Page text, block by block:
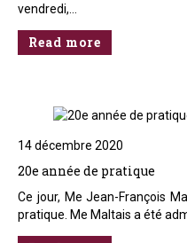
vendredi,…
Read more
14 décembre 2020
20e année de pratique
Ce jour, Me Jean-François
pratique. Me Maltais a été